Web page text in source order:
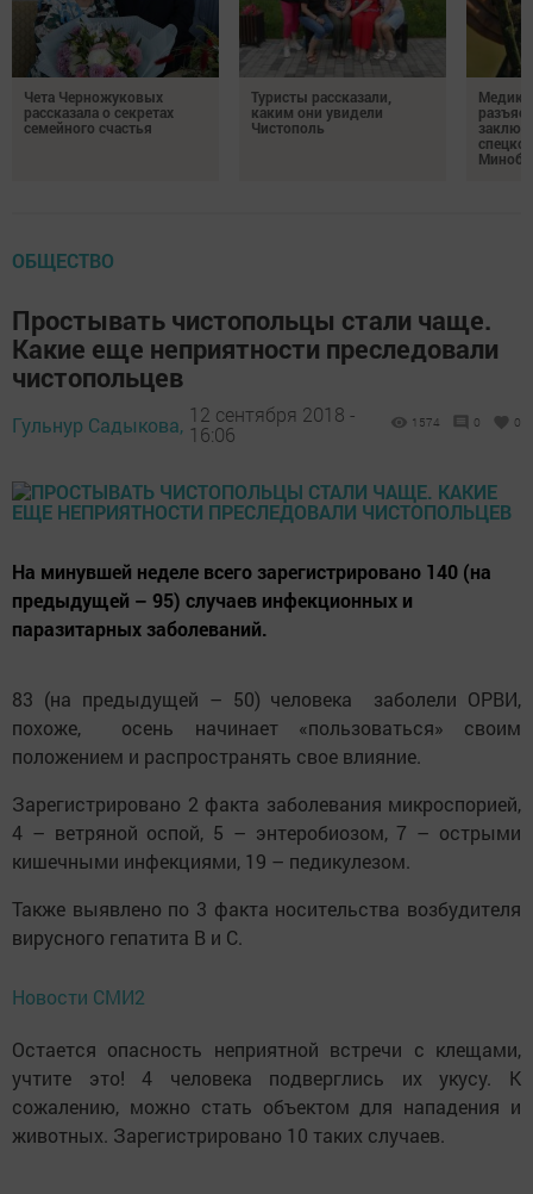
Чета Черножуковых
рассказала о секретах
семейного счастья
Туристы рассказали,
каким они увидели
Чистополь
ОБЩЕСТВО
Простывать чистопольцы стали чаще.
Какие еще неприятности преследовали
чистопольцев
Гульнур Садыкова, 12 сентября 2018 -
16:06
1574 0 0
На минувшей неделе всего зарегистрировано 140 (на
предыдущей – 95) случаев инфекционных и
паразитарных заболеваний.
83 (на предыдущей – 50) человека заболели ОРВИ,
похоже, осень начинает «пользоваться» своим
положением и распространять свое влияние.
Зарегистрировано 2 факта заболевания микроспорией,
4 – ветряной оспой, 5 – энтеробиозом, 7 – острыми
кишечными инфекциями, 19 – педикулезом.
Также выявлено по 3 факта носительства возбудителя
вирусного гепатита В и С.
Новости СМИ2
Остается опасность неприятной встречи с клещами,
учтите это! 4 человека подверглись их укусу. К
сожалению, можно стать объектом для нападения и
животных. Зарегистрировано 10 таких случаев.